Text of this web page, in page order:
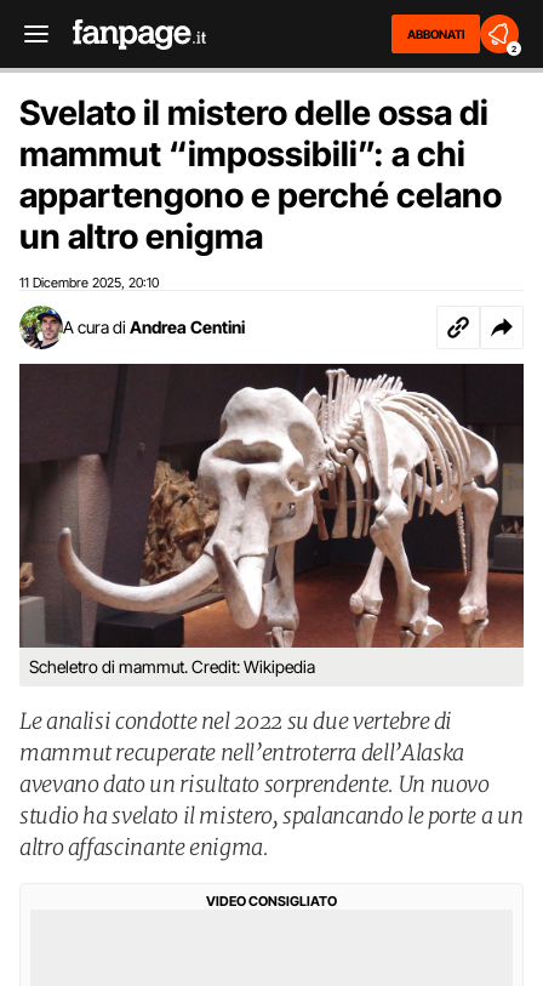
ABBONATI
2
Svelato il mistero delle ossa di
mammut “impossibili”: a chi
appartengono e perché celano
un altro enigma
11 Dicembre 2025 20:10
A cura di Andrea Centini
Scheletro di mammut. Credit: Wikipedia
Le analisi condotte nel 2022 su due vertebre di
mammut recuperate nell’entroterra dell’Alaska
avevano dato un risultato sorprendente. Un nuovo
studio ha svelato il mistero, spalancando le porte a un
altro affascinante enigma.
VIDEO CONSIGLIATO